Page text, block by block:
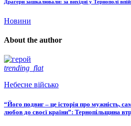
Драгери зашкалювали: за вихідні у Тернополі
Новини
About the author
trending_flat
Небесне військо
“Його подвиг – це історія про мужність,
любов до своєї країни”: Тернопільщина